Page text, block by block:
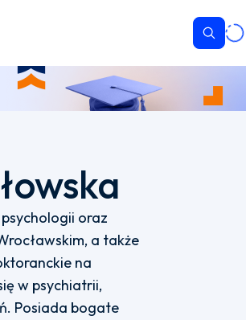
oraz
a także
na
w psychiatrii,
Posiada bogate